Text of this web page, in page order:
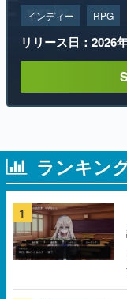
インディー RPG
リリース日：2026
ランキン
1